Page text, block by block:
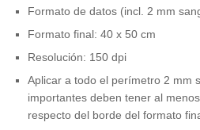
Formato de datos (incl. 2 mm
Formato final: 40 x 50 cm
Resolución: 150 dpi
Aplicar a todo el perímetro 2 mm
importantes deben tener al
respecto del borde del formato